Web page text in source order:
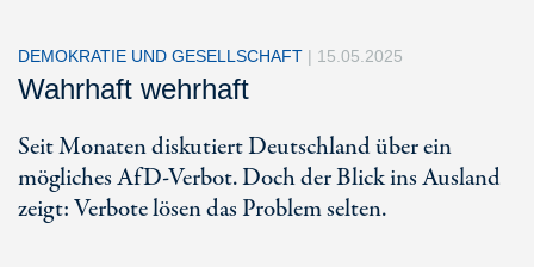
DEMOKRATIE UND GESELLSCHAFT | 15.05.2025
Wahrhaft wehrhaft
Seit Monaten diskutiert Deutschland über ein
mögliches AfD-Verbot. Doch der Blick ins Ausland
zeigt: Verbote lösen das Problem selten.